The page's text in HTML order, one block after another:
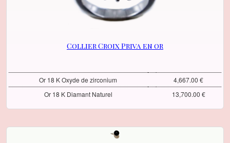
Collier Croix Priva en or
Or 18 K Oxyde de zirconium
4,667.00 €
Or 18 K Diamant Naturel
13,700.00 €